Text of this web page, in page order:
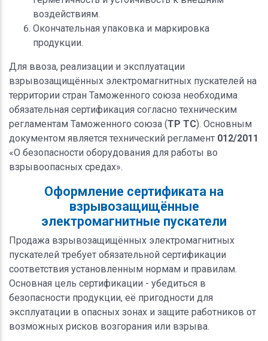
воздействиям.
Окончательная упаковка и маркировка
продукции.
Для ввоза, реализации и эксплуатации
взрывозащищённых электромагнитных пускателей на
территории стран Таможенного союза необходима
обязательная сертификация согласно техническим
регламентам Таможенного союза (ТР ТС). Основным
документом является технический регламент 012/2011
«О безопасности оборудования для работы во
взрывоопасных средах».
Оформление сертификата на
взрывозащищённые
электромагнитные пускатели
Продажа взрывозащищённых электромагнитных
пускателей требует обязательной сертификации
соответствия установленным нормам и правилам.
Основная цель сертификации - убедиться в
безопасности продукции, её пригодности для
эксплуатации в опасных зонах и защите работников от
возможных рисков возгорания или взрыва.